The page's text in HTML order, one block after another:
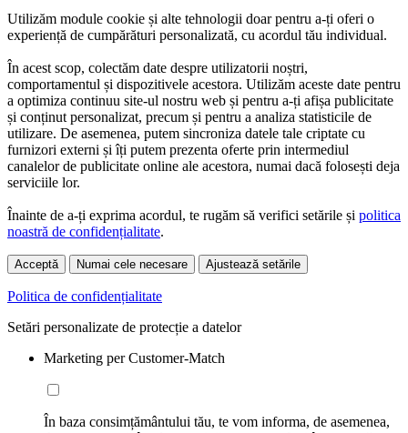
Utilizăm module cookie și alte tehnologii doar pentru a-ți oferi o
experiență de cumpărături personalizată, cu acordul tău individual.
În acest scop, colectăm date despre utilizatorii noștri,
comportamentul și dispozitivele acestora. Utilizăm aceste date pentru
a optimiza continuu site-ul nostru web și pentru a-ți afișa publicitate
și conținut personalizat, precum și pentru a analiza statisticile de
utilizare. De asemenea, putem sincroniza datele tale criptate cu
furnizori externi și îți putem prezenta oferte prin intermediul
canalelor de publicitate online ale acestora, numai dacă folosești deja
serviciile lor.
Înainte de a-ți exprima acordul, te rugăm să verifici setările și politica
noastră de confidențialitate.
Acceptă Numai cele necesare Ajustează setările
Politica de confidențialitate
Setări personalizate de protecție a datelor
Marketing per Customer-Match
În baza consimțământului tău, te vom informa, de asemenea,